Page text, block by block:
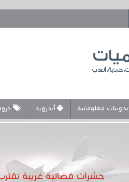
تدوينات معلوماتية أندرويد
حشرات فضائية غريبة